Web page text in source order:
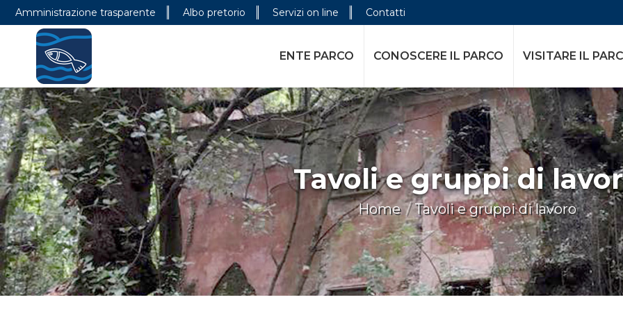
Amministrazione trasparente Albo pretorio Servizi on line Contatti
ENTE PARCO CONOSCERE IL PARCO VISITARE IL
Tavoli e gruppi di
You are here:
Home Tavoli e gruppi di lavoro
ENTE PARCO CONOSCERE IL PARCO VISITARE IL PARCO ATTIVITÀ